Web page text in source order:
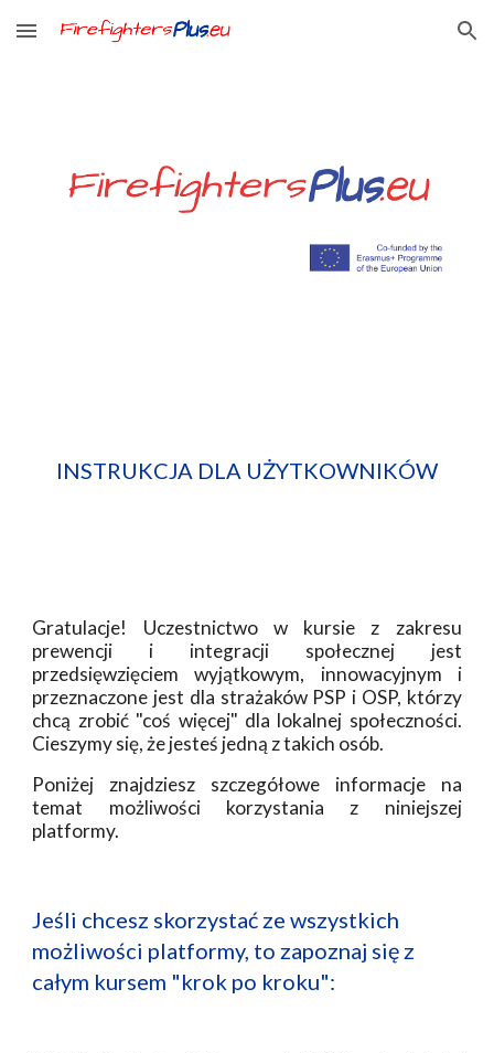
Skip to main content Skip to navigation
INSTRUKCJA DLA UŻYTKOWNIKÓW
Gratulacje! Uczestnictwo w kursie z zakresu
prewencji i integracji społecznej jest
przedsięwzięciem wyjątkowym, innowacyjnym i
przeznaczone jest dla strażaków PSP i OSP, którzy
chcą zrobić "coś więcej" dla lokalnej społeczności.
Cieszymy się, że jesteś jedną z takich osób.
Poniżej znajdziesz szczegółowe informacje na
temat możliwości korzystania z niniejszej
platformy.
Jeśli chcesz skorzystać ze wszystkich
możliwości platformy, to zapoznaj się z
całym kursem "krok po kroku":